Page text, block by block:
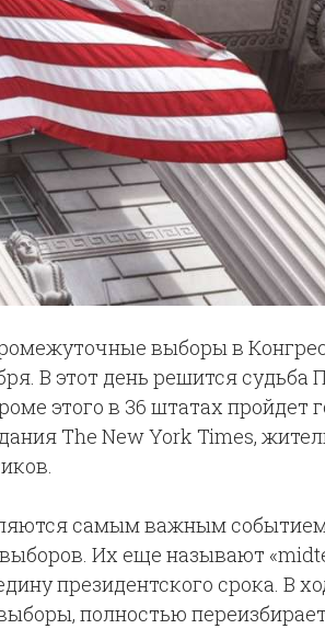
выборы в
В этот день решится судьба
этого в 36 штатах пройдет
The New York Times,
самым важным
Их еще называют
президентского срока. В
полностью